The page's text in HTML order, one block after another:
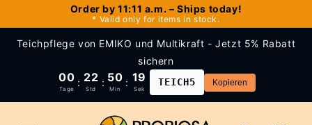
Order by 11:11 a.m. – Ships today!
* Valid only for items in stock.
Teichpflege von EMIKO und Multikraft - Jetzt 5% Rabatt
sichern
00
Tage
: 22
Std
: 50
Min
: 19
Sek
TEICH5 Kopieren